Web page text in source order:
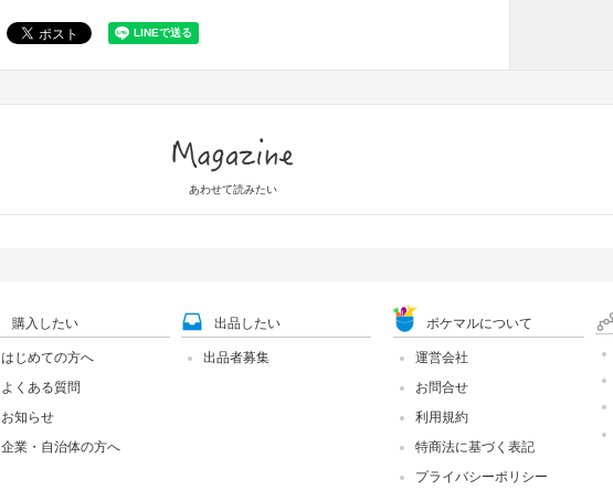
あわせて読みたい
購入したい
はじめての方へ
よくある質問
お知らせ
企業・自治体の方へ
出品したい
出品者募集
ポケマルについて
運営会社
お問合せ
利用規約
特商法に基づく表記
プライバシーポリシー